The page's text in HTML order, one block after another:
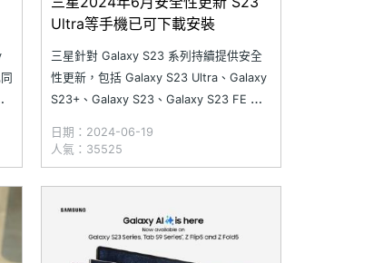
Ultra等手機已可下載安裝
三星針對 Galaxy S23 系列持續提供安全
性更新，包括 Galaxy S23 Ultra、Galaxy
S23+、Galaxy S23、Galaxy S23 FE 等
2024 年 6 月安全性更新。不過，這次更
新算是 Android 定期的安全性更新，三
日期：2024-06-19
人氣：35525